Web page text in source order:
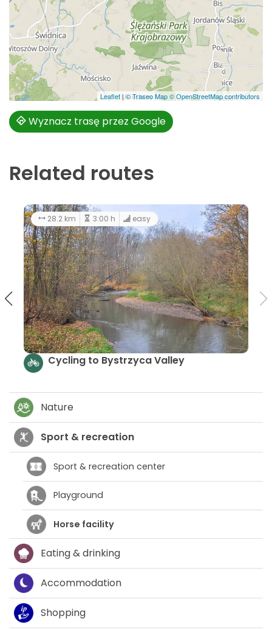
Leaflet| © Traseo Map© OpenStreetMap contributors
Wyznacz trasę przez Google
Related routes
6:00 h hard 28.2 km 3:00 h
Nature
Sport & recreation
Sport & recreation center
Playground
Horse facility
Eating & drinking
Accommodation
Shopping